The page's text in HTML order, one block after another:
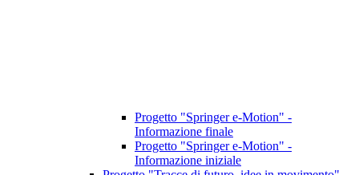
Progetto "Springer e-Motion" -
Informazione finale
Progetto "Springer e-Motion" -
Informazione iniziale